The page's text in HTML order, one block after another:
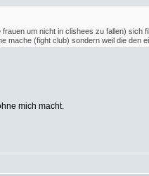
um nicht in clishees zu fallen) sich
mache (fight club) sondern weil die den
mich macht.